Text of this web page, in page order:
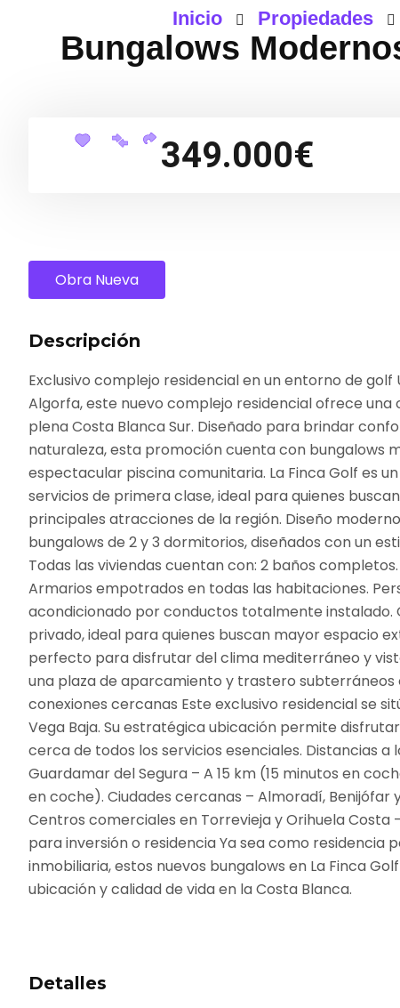
Inicio Propiedades
Bungalows
349.000€
Obra Nueva
Descripción
Exclusivo complejo residencial en un entorno de
Algorfa, este nuevo complejo residencial ofrece
plena Costa Blanca Sur. Diseñado para brindar
naturaleza, esta promoción cuenta con bungalows
espectacular piscina comunitaria. La Finca Golf es
servicios de primera clase, ideal para quienes
principales atracciones de la región. Diseño
bungalows de 2 y 3 dormitorios, diseñados con un
Todas las viviendas cuentan con: 2 baños
Armarios empotrados en todas las habitaciones.
acondicionado por conductos totalmente instalado.
privado, ideal para quienes buscan mayor espacio
perfecto para disfrutar del clima mediterráneo y
una plaza de aparcamiento y trastero subterráneos
conexiones cercanas Este exclusivo residencial se
Vega Baja. Su estratégica ubicación permite
cerca de todos los servicios esenciales. Distancias
Guardamar del Segura – A 15 km (15 minutos en
en coche). Ciudades cercanas – Almoradí, Benijófar
Centros comerciales en Torrevieja y Orihuela Costa
para inversión o residencia Ya sea como residencia
inmobiliaria, estos nuevos bungalows en La Finca
ubicación y calidad de vida en la Costa Blanca.
Detalles